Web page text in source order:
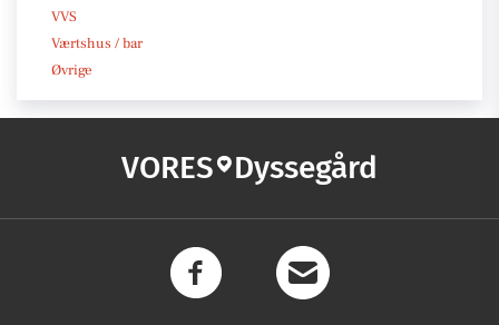
VVS
Værtshus / bar
Øvrige
VORES Dyssegård